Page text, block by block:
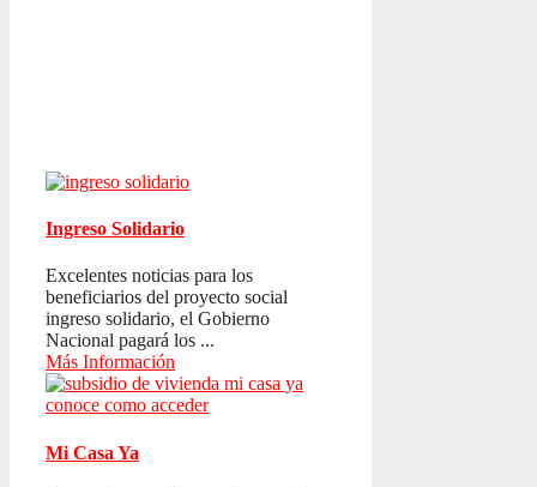
Ingreso Solidario
Excelentes noticias para los
beneficiarios del proyecto social
ingreso solidario, el Gobierno
Nacional pagará los ...
Más Información
Mi Casa Ya